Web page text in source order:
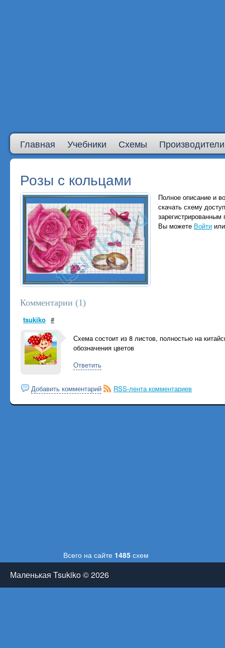
Главная Учебники Схемы Производители
Розы с кольцами
Полное описание и
скачать схему
зарегистрированным
Вы можете Войти
Комментарии (1)
tsukiko #
Схема состоит из 8 листов, полностью на
обозначения цветов
Ответить
Добавить комментарий RSS-лента комментариев
Всего на сайте 1485 схем
Маленькая Tsukiko © 2026